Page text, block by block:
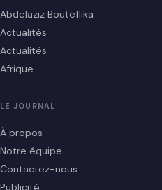
Abdelaziz Bouteflika
Actualités
Actualités
Afrique
LE JOURNAL
À propos
Notre équipe
Contactez-nous
Publicité